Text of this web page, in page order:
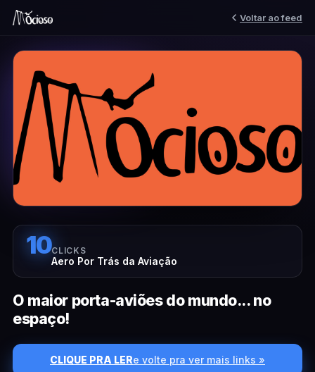
Voltar ao feed
10CLICKS
Aero Por Trás da Aviação
O maior porta-aviões do mundo... no
espaço!
CLIQUE PRA LERe volte pra ver mais links »